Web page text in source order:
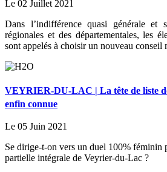
Le 02 Juillet 2021
Dans l’indifférence quasi générale et
régionales et des départementales, les
sont appelés à choisir un nouveau conseil
VEYRIER-DU-LAC | La tête de liste
enfin connue
Le 05 Juin 2021
Se dirige-t-on vers un duel 100% féminin
partielle intégrale de Veyrier-du-Lac ?